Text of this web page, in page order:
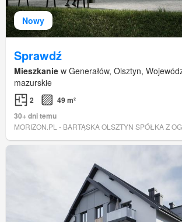
Nowy
Sprawdź
Mieszkanie w Generałów, Olsztyn,
mazurskie
2
49 m²
30+ dni temu